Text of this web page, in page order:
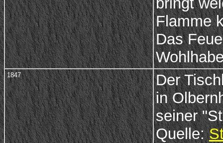
Flamme
Das
1847
Der
in
seiner
Quelle: